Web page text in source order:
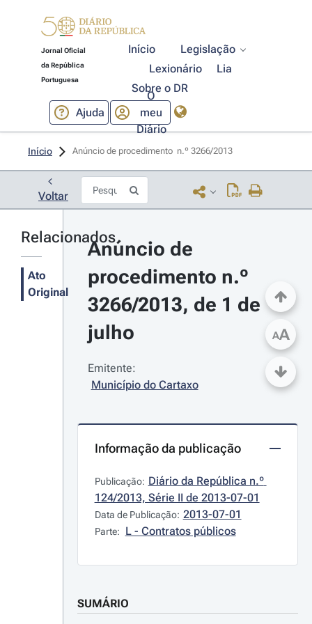
Jornal Oficial
da República
Portuguesa
Início
Legislação
Lexionário
Lia
Sobre o DR
Ajuda
O
meu
Diário
Início Anúncio de procedimento  n.º 3266/2013
Voltar
Relacionados
Ato
Original
Anúncio de
procedimento n.º
3266/2013, de 1 de
julho
Emitente:
Município do Cartaxo
Informação da publicação
Publicação: Diário da República n.º
124/2013, Série II de 2013-07-01
Data de Publicação: 2013-07-01
Parte: L - Contratos públicos
SUMÁRIO
AA